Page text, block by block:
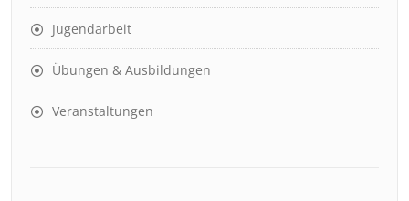
Jugendarbeit
Übungen & Ausbildungen
Veranstaltungen